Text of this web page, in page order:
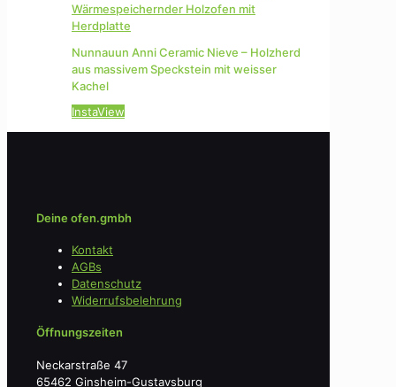
Wärmespeichernder Holzofen mit
Herdplatte
Nunnauun Anni Ceramic Nieve – Holzherd
aus massivem Speckstein mit weisser
Kachel
InstaView
Deine ofen.gmbh
Kontakt
AGBs
Datenschutz
Widerrufsbelehrung
Öffnungszeiten
Neckarstraße 47
65462 Ginsheim-Gustavsburg